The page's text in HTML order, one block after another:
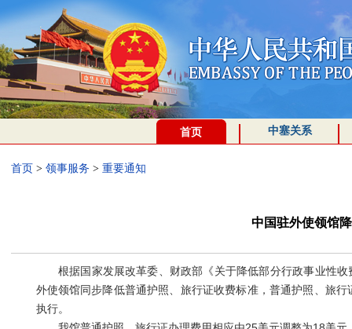
首页 中塞关系
首页 > 领事服务 > 重要通知
中国驻外使领馆
根据国家发展改革委、财政部《关于降低部分行政事业性收
外使领馆同步降低普通护照、旅行证收费标准，普通护照、旅
执行。